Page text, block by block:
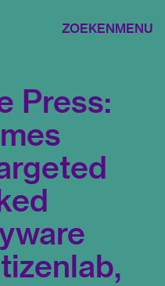
ZOEKENMENU
Press: